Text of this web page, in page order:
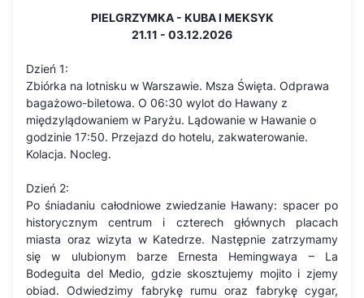
PIELGRZYMKA - KUBA I MEKSYK
21.11 - 03.12.2026
Dzień 1:
Zbiórka na lotnisku w Warszawie. Msza Święta. Odprawa
bagażowo-biletowa. O 06:30 wylot do Hawany z
międzylądowaniem w Paryżu. Lądowanie w Hawanie o
godzinie 17:50. Przejazd do hotelu, zakwaterowanie.
Kolacja. Nocleg.
Dzień 2:
Po śniadaniu całodniowe zwiedzanie Hawany: spacer po
historycznym centrum i czterech głównych placach
miasta oraz wizyta w Katedrze. Następnie zatrzymamy
się w ulubionym barze Ernesta Hemingwaya – La
Bodeguita del Medio, gdzie skosztujemy mojito i zjemy
obiad. Odwiedzimy fabrykę rumu oraz fabrykę cygar,